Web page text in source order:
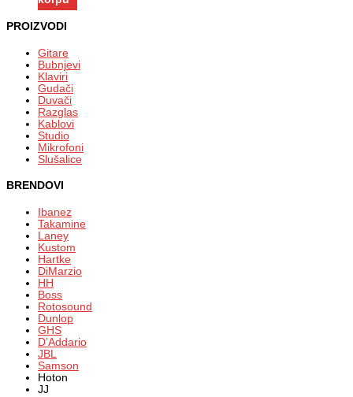
PROIZVODI
Gitare
Bubnjevi
Klaviri
Gudači
Duvači
Razglas
Kablovi
Studio
Mikrofoni
Slušalice
BRENDOVI
Ibanez
Takamine
Laney
Kustom
Hartke
DiMarzio
HH
Boss
Rotosound
Dunlop
GHS
D’Addario
JBL
Samson
Hoton
JJ